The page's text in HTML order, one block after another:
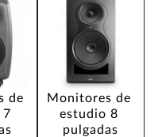
de
7
Monitores de
estudio 8
pulgadas